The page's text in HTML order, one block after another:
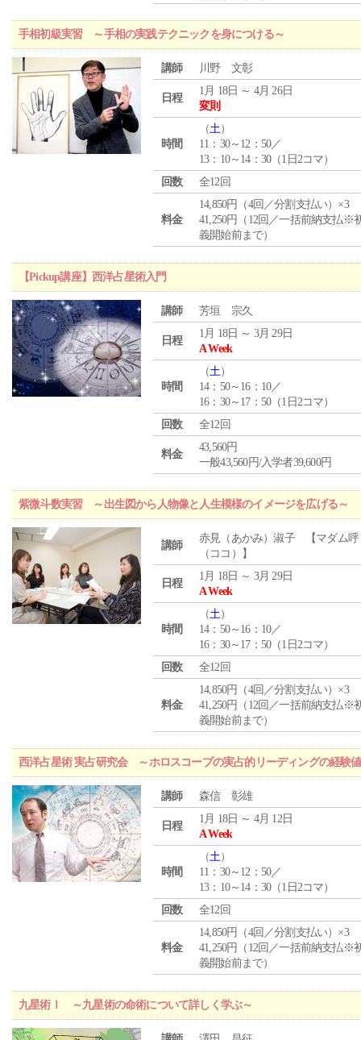
手相初級実習 ～手相の実践テクニックを身につける～
講師 川野 文彰
日程
1月 18日 ～ 4月 26日
変則
時間
（土）
11：30～12：50／
13：10～14：30（1日2コマ）
回数
全12回
料金
14,850円（4回／分割支払い）×3
41,250円（12回／一括前納支払※
義開始前まで）
【Pickup講座】西洋占星術入門
講師 芳垣 宗久
日程
1月 18日 ～ 3月 29日
A Week
時間
（土）
14：50～16：10／
16：30～17：50（1日2コマ）
回数
全12回
料金
43,560円
一般43,560円/入学者39,600円
紫微斗数実習 ～出生図から人物像と人生模様のイメージを広げる～
講師
赤見（あかみ）淑子 【マダム呼
（ココ）】
日程
1月 18日 ～ 3月 29日
A Week
時間
（土）
14：50～16：10／
16：30～17：50（1日2コマ）
回数
全12回
料金
14,850円（4回／分割支払い）×3
41,250円（12回／一括前納支払※
義開始前まで）
西洋占星術 実占研究会 ～ホロスコープの実占的リーディングの経験
講師 森信 彰雄
日程
1月 18日 ～ 4月 12日
A Week
時間
（土）
11：30～12：50／
13：10～14：30（1日2コマ）
回数
全12回
料金
14,850円（4回／分割支払い）×3
41,250円（12回／一括前納支払※
義開始前まで）
九星術Ⅰ ～九星術の命術について詳しく学ぶ～